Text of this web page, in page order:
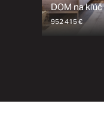
DOM na kľúč
952 415€